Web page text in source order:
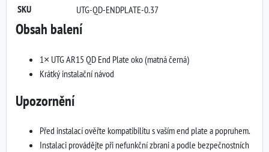
SKU UTG-QD-ENDPLATE-0.37
Obsah balení
1× UTG AR15 QD End Plate oko (matná černá)
Krátký instalační návod
Upozornění
Před instalací ověřte kompatibilitu s vaším end plate a popruhem.
Instalaci provádějte při nefunkční zbrani a podle bezpečnostních